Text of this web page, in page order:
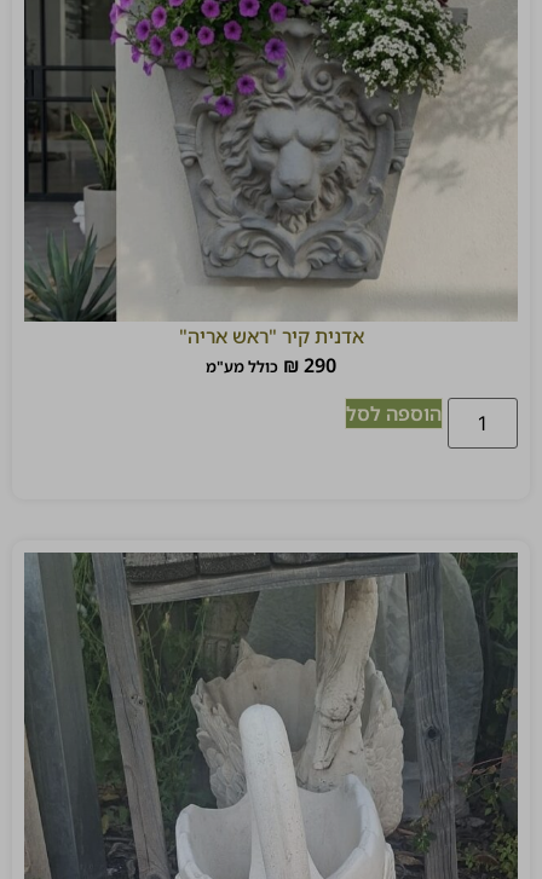
אדנית קיר "ראש אריה"
₪290 כולל מע"מ
הוספה לסל